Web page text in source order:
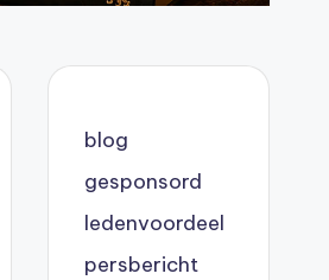
blog
gesponsord
ledenvoordeel
persbericht